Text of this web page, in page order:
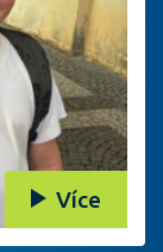
Více